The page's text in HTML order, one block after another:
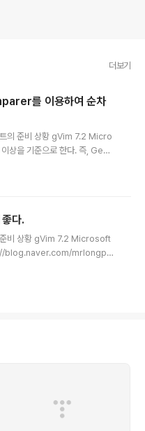
더보기
를 이용하여 순차
트의 준비 상황 gVim 7.2 Micro
을 기준으로 한다. 즉, Gene
이상하다. 참조 링크 http://bl
us/library/4d7sx9hd.as
다.
준비 상황 gVim 7.2 Microsoft
blog.naver.com/mrlongpa
이란 무엇인가? 우리나
C#..